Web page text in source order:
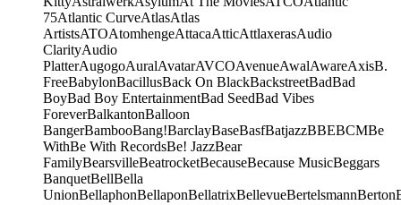
75Atlantic CurveAtlasAtlas
ArtistsATOAtomhengeAttacaAtticAttlaxerasAudio
ClarityAudio
PlatterAugogoAuralAvatarAVCOAvenueAwalAwareAxisB.
FreeBabylonBacillusBack On BlackBackstreetBadBad
BoyBad Boy EntertainmentBad SeedBad Vibes
ForeverBalkantonBalloon
BangerBambooBang!BarclayBaseBasfBatjazzBBEBCMBe
WithBe With RecordsBe! JazzBear
FamilyBearsvilleBeatrocketBecauseBecause MusicBeggars
BanquetBellBella
UnionBellaphonBellaponBellatrixBellevueBertelsmannBerton